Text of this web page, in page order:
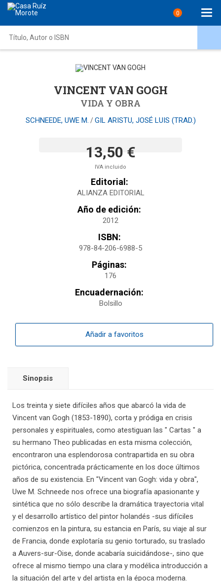
0
VINCENT VAN GOGH
VIDA Y OBRA
SCHNEEDE, UWE M. /GIL ARISTU, JOSÉ LUIS (TRAD.)
13,50 €
IVA incluido
Editorial:
ALIANZA EDITORIAL
Año de edición:
2012
ISBN:
978-84-206-6988-5
Páginas:
176
Encuadernación:
Bolsillo
Añadir a favoritos
Sinopsis
Los treinta y siete difíciles años que abarcó la vida de
Vincent van Gogh (1853-1890), corta y pródiga en crisis
personales y espirituales, como atestiguan las " Cartas " a
su hermano Theo publicadas en esta misma colección,
encontraron una esplendorosa contrapartida en su obra
pictórica, concentrada prácticamente en los doce últimos
años de su existencia. En "Vincent van Gogh: vida y obra",
Uwe M. Schneede nos ofrece una biografía apasionante y
sintética que no sólo describe la dramática trayectoria vital
y el desarrollo artístico del pintor holandés -sus difíciles
comienzos en la pintura, su estancia en París, su viaje al sur
de Francia, donde explotaría su genio torturado, su traslado
a Auvers-sur-Oise, donde acabaría suicidándose-, sino que
ofrece al mismo tiempo una clara y modélica introducción a
la situación del arte y del artista en la época moderna.